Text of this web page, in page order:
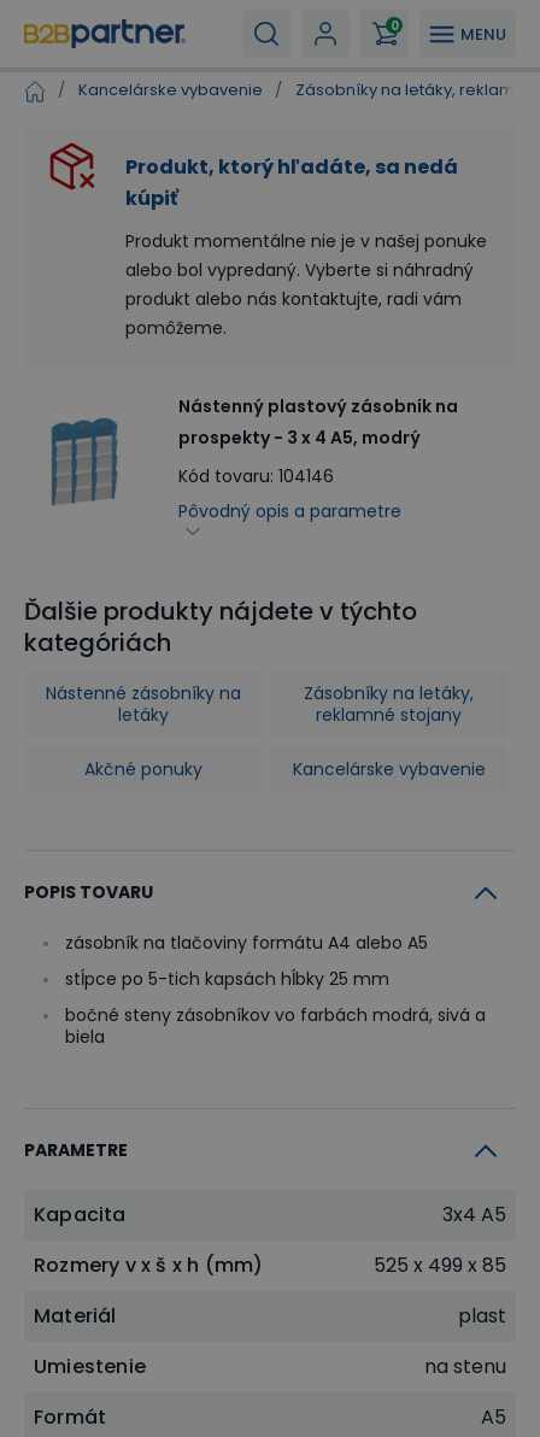
MENU
0
/ Kancelárske vybavenie / Zásobníky na letáky, reklamné
Nástenný plastový zásobník na
prospekty - 3 x 4 A5, modrý
Kód tovaru: 104146
Pôvodný opis a parametre
Produkt, ktorý hľadáte, sa nedá
kúpiť
Produkt momentálne nie je v našej ponuke
alebo bol vypredaný. Vyberte si náhradný
produkt alebo nás kontaktujte, radi vám
pomôžeme.
Ďalšie produkty nájdete v týchto
kategóriách
Nástenné zásobníky na
letáky
Zásobníky na letáky,
reklamné stojany
Akčné ponuky Kancelárske vybavenie
POPIS TOVARU
zásobník na tlačoviny formátu A4 alebo A5
stĺpce po 5-tich kapsách hĺbky 25 mm
bočné steny zásobníkov vo farbách modrá, sivá a
biela
PARAMETRE
Kapacita
3x4 A5
Rozmery v x š x h (mm)
525 x 499 x 85
Materiál
plast
Umiestenie
na stenu
Formát
A5